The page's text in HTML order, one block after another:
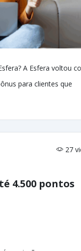
A Esfera voltou
para clientes que
27
4.500 pontos